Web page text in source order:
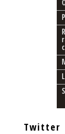
Twitter